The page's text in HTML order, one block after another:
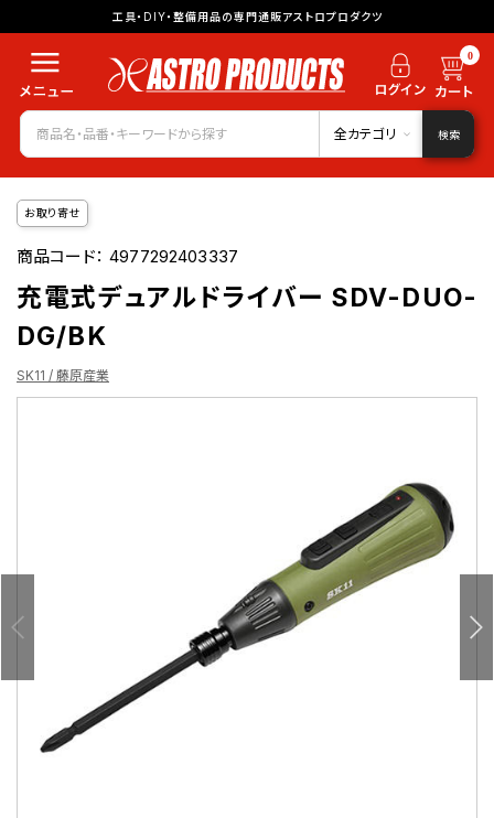
工具・DIY・整備用品の専門通販アストロプロダクツ
0
全カテゴリ 検索
お取り寄せ
商品コード：4977292403337
充電式デュアルドライバー SDV-DUO-
DG/BK
SK11 / 藤原産業